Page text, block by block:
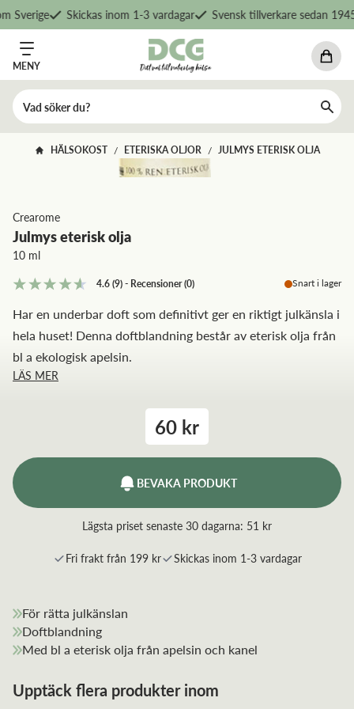
Sverige Skickas inom 1-3 vardagar Svensk tillverkare sedan 1945
MENY
HÄLSOKOST / ETERISKA OLJOR / JULMYS ETERISK OLJA
Crearome
Julmys eterisk olja
10 ml
4.6(9)- Recensioner(0) Snart i lager
Har en underbar doft som definitivt ger en riktigt julkänsla i
hela huset! Denna doftblandning består av eterisk olja från
bl a ekologisk apelsin.
LÄS MER
60 kr
BEVAKA PRODUKT
Lägsta priset senaste 30 dagarna: 51 kr
Fri frakt från 199 kr Skickas inom 1-3 vardagar
För rätta julkänslan
Doftblandning
Med bl a eterisk olja från apelsin och kanel
Upptäck flera produkter inom